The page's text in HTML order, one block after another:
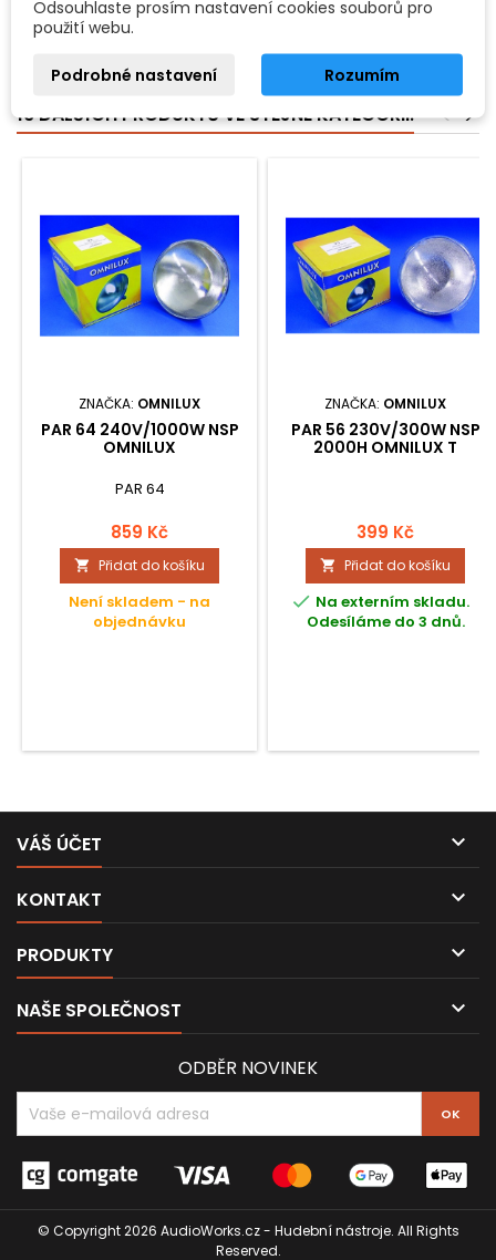
16 DALŠÍCH PRODUKTŮ VE STEJNÉ KATEGORII: >
<
ZNAČKA: OMNILUX
PAR 64 240V/1000W NSP
OMNILUX
PAR 64
859 Kč
 Přidat do košíku
Není skladem - na
objednávku
ZNAČKA: OMNILUX
PAR 56 230V/300W NSP
2000H OMNILUX T
399 Kč
 Přidat do košíku
 Na externím skladu.
Odesíláme do 3 dnů.
VÁŠ ÚČET 
KONTAKT 
PRODUKTY 
NAŠE SPOLEČNOST 
ODBĚR NOVINEK
© Copyright 2026 AudioWorks.cz - Hudební nástroje. All Rights
Reserved.
Odsouhlaste prosím nastavení cookies souborů pro
použití webu.
Podrobné nastavení Rozumím